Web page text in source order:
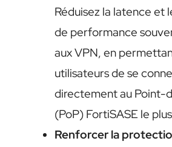
Réduisez la latence et
de performance
aux VPN, en
utilisateurs de se
directement au Point-
(PoP) FortiSASE le
Renforcer la